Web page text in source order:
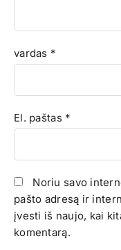
vardas *
El. paštas *
Noriu savo
pašto adresą ir
įvesti iš naujo, kai
komentarą.